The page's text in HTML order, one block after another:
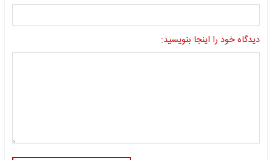
دیدگاه خود را اینجا بنویسید: